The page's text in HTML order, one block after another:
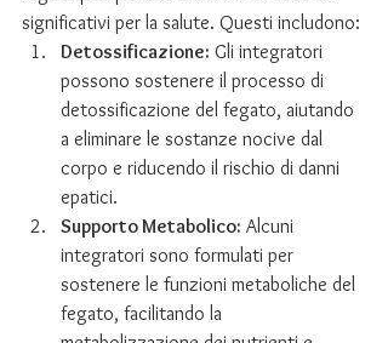
significativi per la salute. Questi includono:
Detossificazione: Gli integratori
possono sostenere il processo di
detossificazione del fegato, aiutando
a eliminare le sostanze nocive dal
corpo e riducendo il rischio di danni
epatici.
Supporto Metabolico: Alcuni
integratori sono formulati per
sostenere le funzioni metaboliche del
fegato, facilitando la